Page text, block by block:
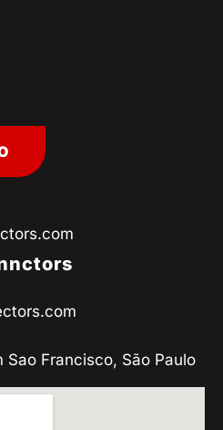
Sao Francisco, São Paulo